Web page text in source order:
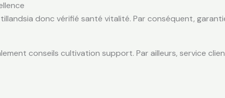
donc vérifié santé vitalité. Par conséquent,
conseils cultivation support. Par ailleurs, service